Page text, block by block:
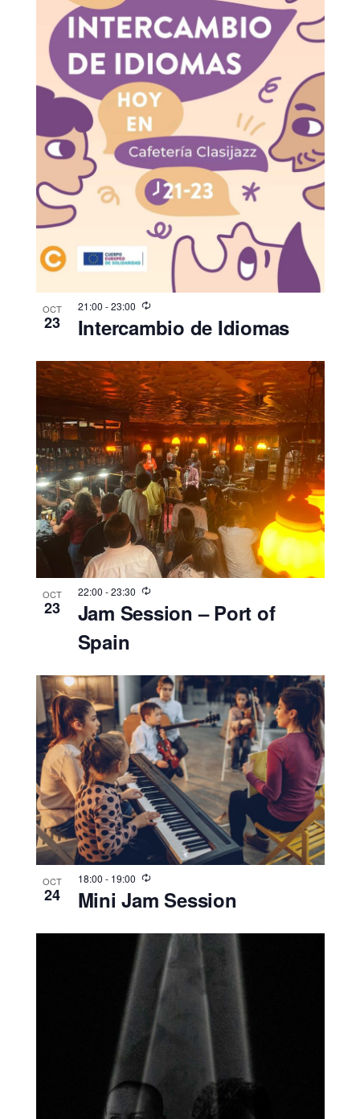
OCT
23
21:00 -23:00
Intercambio de Idiomas
OCT
23
22:00 -23:30
Jam Session – Port of
Spain
OCT
24
18:00 - 19:00
Mini Jam Session